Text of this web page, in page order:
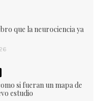
que la neurociencia ya
si fueran un mapa de
estudio